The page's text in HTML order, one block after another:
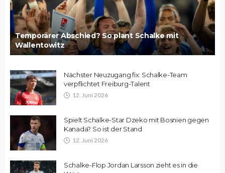
Temporärer Abschied? So plant Schalke mit
Wallentowitz
Nächster Neuzugang fix: Schalke-Team
verpflichtet Freiburg-Talent
12. Juni 2026
Spielt Schalke-Star Dzeko mit Bosnien gegen
Kanada? So ist der Stand
12. Juni 2026
Schalke-Flop Jordan Larsson zieht es in die